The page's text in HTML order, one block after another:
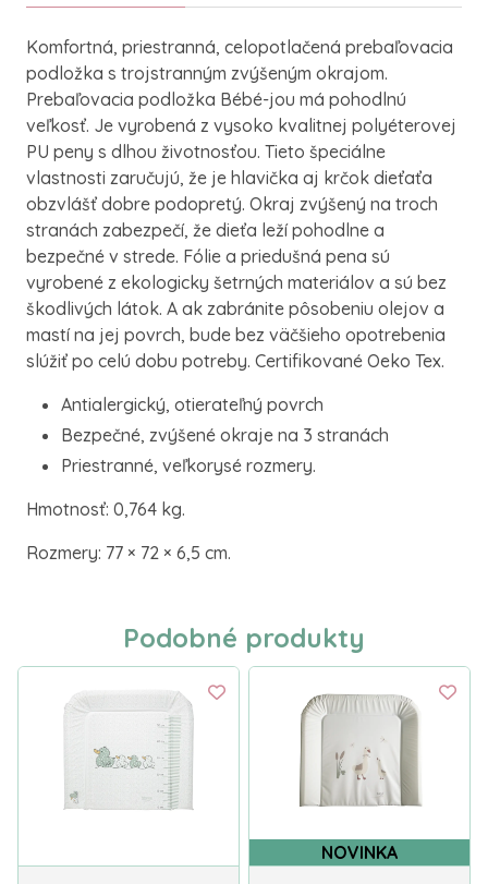
Komfortná, priestranná, celopotlačená prebaľovacia
podložka s trojstranným zvýšeným okrajom.
Prebaľovacia podložka Bébé-jou má pohodlnú
veľkosť. Je vyrobená z vysoko kvalitnej polyéterovej
PU peny s dlhou životnosťou. Tieto špeciálne
vlastnosti zaručujú, že je hlavička aj krčok dieťaťa
obzvlášť dobre podopretý. Okraj zvýšený na troch
stranách zabezpečí, že dieťa leží pohodlne a
bezpečné v strede. Fólie a priedušná pena sú
vyrobené z ekologicky šetrných materiálov a sú bez
škodlivých látok. A ak zabránite pôsobeniu olejov a
mastí na jej povrch, bude bez väčšieho opotrebenia
slúžiť po celú dobu potreby. Certifikované Oeko Tex.
Antialergický, otierateľný povrch
Bezpečné, zvýšené okraje na 3 stranách
Priestranné, veľkorysé rozmery.
Hmotnosť: 0,764 kg.
Rozmery: 77 × 72 × 6,5 cm.
Podobné produkty
NOVINKA